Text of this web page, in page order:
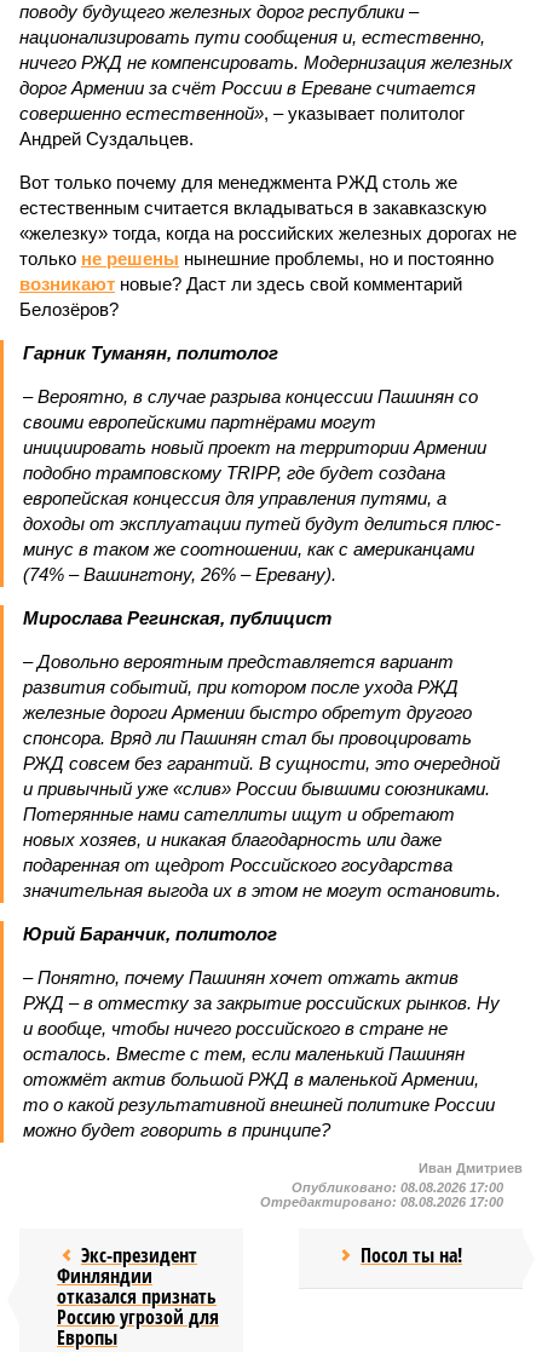
поводу будущего железных дорог рес­публики –
национализировать пути сообщения и, естественно,
ничего РЖД не компенсировать. Модернизация железных
дорог Армении за счёт России в Ереване считается
совершенно естественной», – указывает политолог
Андрей Суздальцев.
Вот только почему для менеджмента РЖД столь же
естественным считается вкладываться в закавказскую
«железку» тогда, когда на российских железных дорогах не
только не решены нынешние проблемы, но и постоянно
возникают новые? Даст ли здесь свой комментарий
Белозёров?
Гарник Туманян, политолог
– Вероятно, в случае разрыва концессии Пашинян со
своими европейскими партнёрами могут
инициировать новый проект на территории Армении
подобно трамповскому TRIPP, где будет создана
европейская концессия для управления путями, а
доходы от эксплуатации путей будут делиться плюс-
минус в таком же соотношении, как с американцами
(74% – Вашингтону, 26% – Еревану).
Мирослава Регинская, публицист
– Довольно вероятным представляется вариант
развития событий, при котором после ухода РЖД
железные дороги Армении быстро обретут другого
спонсора. Вряд ли Пашинян стал бы провоцировать
РЖД совсем без гарантий. В сущности, это очередной
и привычный уже «слив» России бывшими союзниками.
Потерянные нами сателлиты ищут и обретают
новых хозяев, и никакая благодарность или даже
подаренная от щедрот Российского государства
значительная выгода их в этом не могут остановить.
Юрий Баранчик, политолог
– Понятно, почему Пашинян хочет отжать актив
РЖД – в отместку за закрытие российских рынков. Ну
и вообще, чтобы ничего российского в стране не
осталось. Вместе с тем, если маленький Пашинян
отожмёт актив большой РЖД в маленькой Армении,
то о какой результативной внешней политике России
можно будет говорить в принципе?
Иван Дмитриев
Опубликовано: 08.08.2026 17:00
Отредактировано: 08.08.2026 17:00
Экс-президент
Финляндии
отказался признать
Россию угрозой для
Европы
Посол ты на!